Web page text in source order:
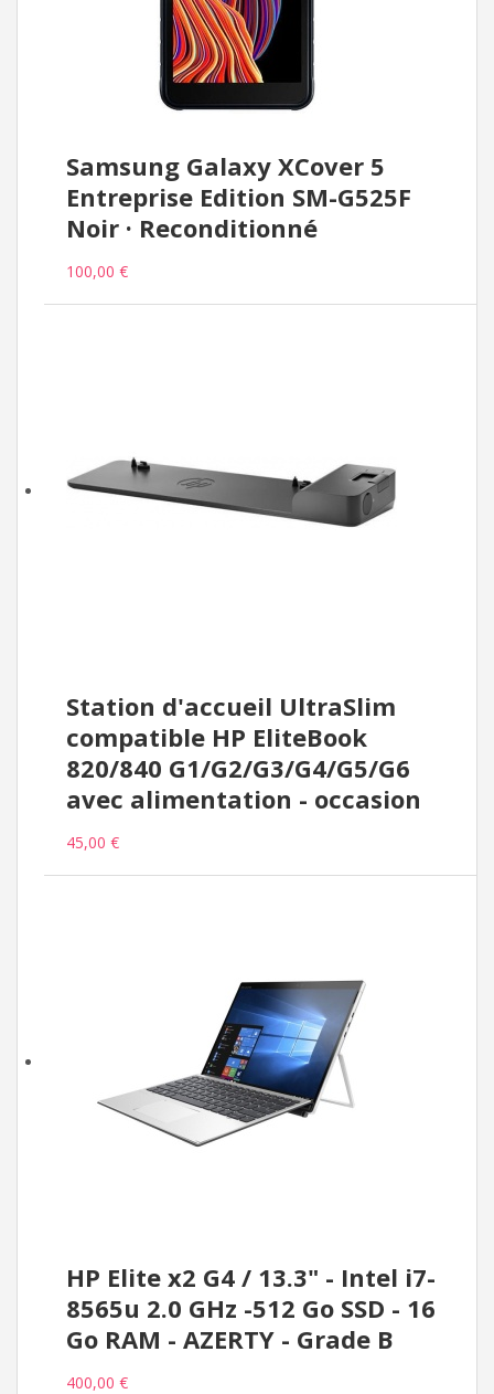
Samsung Galaxy XCover 5
Entreprise Edition SM-G525F
Noir · Reconditionné
100,00 €
Station d'accueil UltraSlim
compatible HP EliteBook
820/840 G1/G2/G3/G4/G5/G6
avec alimentation - occasion
45,00 €
HP Elite x2 G4 / 13.3" - Intel i7-
8565u 2.0 GHz -512 Go SSD - 16
Go RAM - AZERTY - Grade B
400,00 €